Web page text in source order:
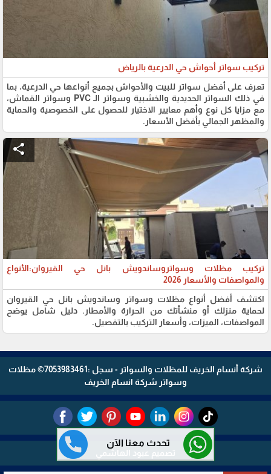
تحدث معنا الآن
تركيب سواتر أحواش حي الدرعية بالرياض
تعرف على أفضل سواتر للبيت والأحواش بجميع أنواعها حي الدرعية، بما
في ذلك السواتر الحديدية والخشبية وسواتر الـ PVC وسواتر القماش،
مع مزايا كل نوع وأهم معايير الاختيار للحصول على الخصوصية والحماية
والمظهر الجمالي بأفضل الأسعار.
share
تركيب مظلات وسواتروساندويش بانل حي القيروان:الأنواع
والمواصفات والأسعار 2026
اكتشف أفضل أنواع مظلات وسواتر وساندويش بانل حي القيروان
لحماية منزلك أو منشأتك من الحرارة والأمطار. دليل شامل يوضح
المواصفات، الميزات، وأسعار التركيب بالتفصيل.
شركة أنسام الخريف للمظلات والسواتر - سجل :7053983461© مظلات
وسواتر شركة انسام الخريف
تصميم عبود الهاشمي